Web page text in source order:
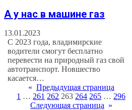
А у нас в машине газ
13.01.2023
С 2023 года, владимирские
водители смогут бесплатно
перевести на природный газ свой
автотранспорт. Новшество
касается…
« Предыдущая страница
1 … 261 262 263 264 265 … 296
Следующая страница »